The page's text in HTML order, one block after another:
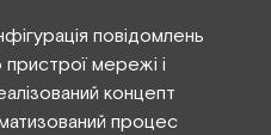
повідомлень
пристрої мережі і
концепт
процес